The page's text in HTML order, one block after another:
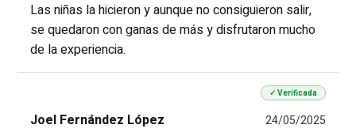
Las niñas la hicieron y aunque no consiguieron salir,
se quedaron con ganas de más y disfrutaron mucho
de la experiencia.
✓ Verificada
Joel Fernández López 24/05/2025